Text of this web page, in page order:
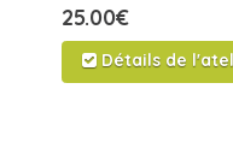
25.00€
Détails de